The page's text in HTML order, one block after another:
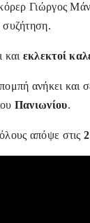
Γιώργος
και εκλεκτοί
ανήκει και
Πανιωνίου.
απόψε στις